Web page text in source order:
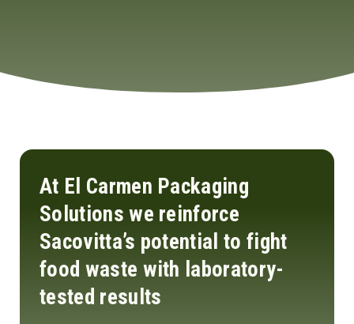
At El Carmen Packaging
Solutions we reinforce
Sacovitta’s potential to fight
food waste with laboratory-
tested results